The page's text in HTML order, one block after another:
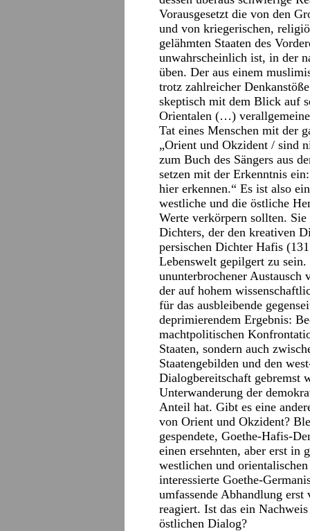
Vorausgesetzt die von den
und von kriegerischen,
gelähmten Staaten des
unwahrscheinlich ist, in der
üben. Der aus einem
trotz zahlreicher
skeptisch mit dem Blick auf
Orientalen (…)
Tat eines Menschen mit der
„Orient und Okzident / sind
zum Buch des Sängers aus
setzen mit der Erkenntnis
hier erkennen.“ Es ist also
westliche und die östliche
Werte verkörpern sollten. Sie
Dichters, der den kreativen
persischen Dichter Hafis
Lebenswelt gepilgert zu
ununterbrochener Austausch
der auf hohem
für das ausbleibende
deprimierendem Ergebnis:
machtpolitischen
Staaten, sondern auch
Staatengebilden und den
Dialogbereitschaft gebremst
Unterwanderung der
Anteil hat. Gibt es eine
von Orient und Okzident?
gespendete, Goethe-Hafis-
einen ersehnten, aber erst in
westlichen und
interessierte Goethe-
umfassende Abhandlung
reagiert. Ist das ein
östlichen Dialog?